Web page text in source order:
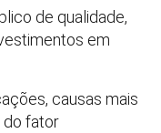
de qualidade,
em
causas mais
do fator